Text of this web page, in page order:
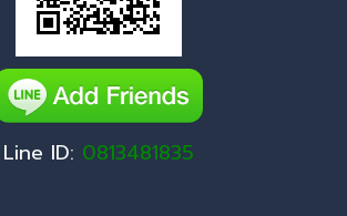
Line ID: 0813481835